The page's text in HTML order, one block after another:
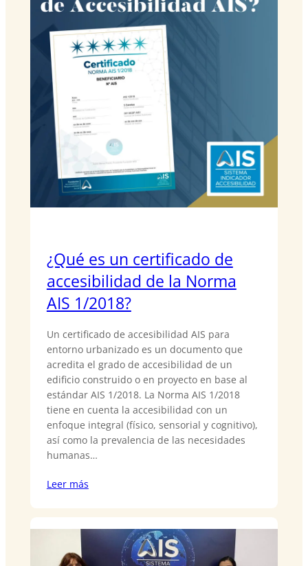
¿Qué es un certificado de
accesibilidad de la Norma
AIS 1/2018?
Un certificado de accesibilidad AIS para
entorno urbanizado es un documento que
acredita el grado de accesibilidad de un
edificio construido o en proyecto en base al
estándar AIS 1/2018. La Norma AIS 1/2018
tiene en cuenta la accesibilidad con un
enfoque integral (físico, sensorial y cognitivo),
así como la prevalencia de las necesidades
humanas…
Leer más